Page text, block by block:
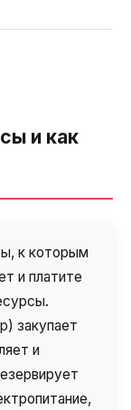
и как
к которым
и платите
закупает
и